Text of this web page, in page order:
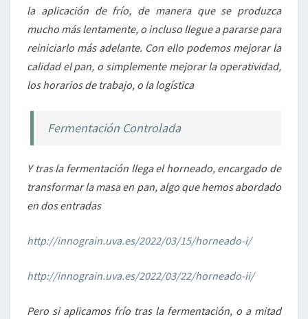
la aplicación de frío, de manera que se produzca
mucho más lentamente, o incluso llegue a pararse para
reiniciarlo más adelante. Con ello podemos mejorar la
calidad el pan, o simplemente mejorar la operatividad,
los horarios de trabajo, o la logística
Fermentación Controlada
Y tras la fermentación llega el horneado, encargado de
transformar la masa en pan, algo que hemos abordado
en dos entradas
http://innograin.uva.es/2022/03/15/horneado-i/
http://innograin.uva.es/2022/03/22/horneado-ii/
Pero si aplicamos frío tras la fermentación, o a mitad